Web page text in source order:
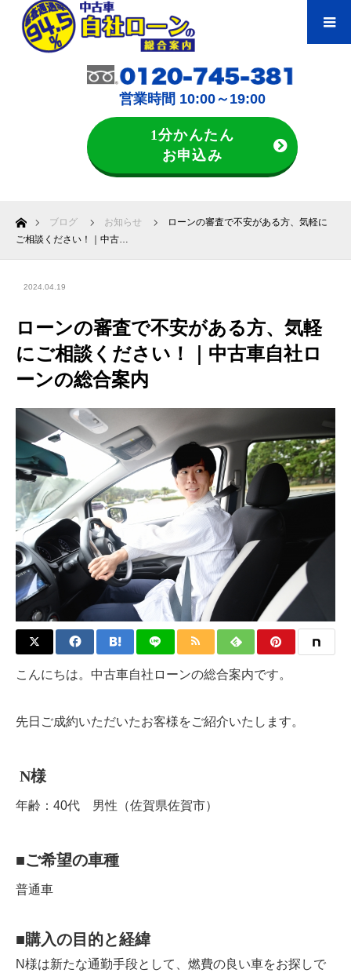
営業時間 10:00～19:00
1分かんたん
お申込み
ホームブログ お知らせ
ローンの審査で不安がある方、気軽に
ご相談ください！｜中古…
2024.04.19
ローンの審査で不安がある方、気軽
にご相談ください！｜中古車自社ロ
ーンの総合案内
こんにちは。中古車自社ローンの総合案内です。
先日ご成約いただいたお客様をご紹介いたします。
N様
年齢：40代 男性（佐賀県佐賀市）
■ご希望の車種
普通車
■購入の目的と経緯
N様は新たな通勤手段として、燃費の良い車をお探しで